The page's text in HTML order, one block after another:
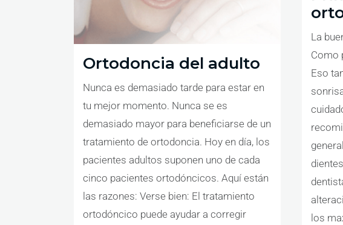
Ortodoncia del adulto
Nunca es demasiado tarde para estar en
tu mejor momento. Nunca se es
demasiado mayor para beneficiarse de un
tratamiento de ortodoncia. Hoy en día, los
pacientes adultos suponen uno de cada
cinco pacientes ortodóncicos. Aquí están
las razones: Verse bien: El tratamiento
ortodóncico puede ayudar a corregir
La
Como
Eso
los